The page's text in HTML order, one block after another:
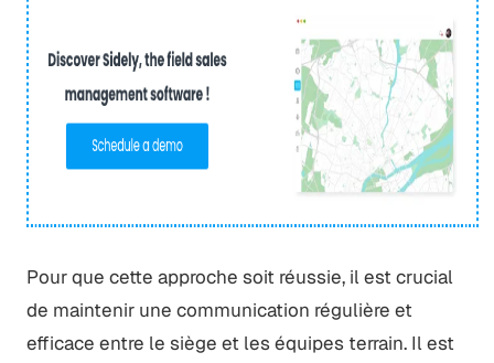
Pour que cette approche soit réussie, il est crucial
de maintenir une communication régulière et
efficace entre le siège et les équipes terrain. Il est